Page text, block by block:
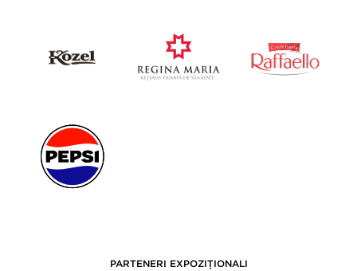
PARTENERI EXPOZIȚIONALI